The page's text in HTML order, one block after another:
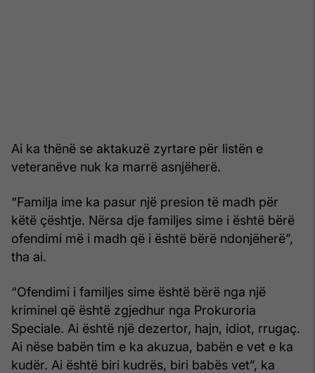
Ai ka thënë se aktakuzë zyrtare për listën e
veteranëve nuk ka marrë asnjëherë.
“Familja ime ka pasur një presion të madh për
këtë çështje. Nërsa dje familjes sime i është bërë
ofendimi më i madh që i është bërë ndonjëherë”,
tha ai.
“Ofendimi i familjes sime është bërë nga një
kriminel që është zgjedhur nga Prokuroria
Speciale. Ai është një dezertor, hajn, idiot, rrugaç.
Ai nëse babën tim e ka akuzua, babën e vet e ka
kudër. Ai është biri kudrës, biri babës vet”, ka